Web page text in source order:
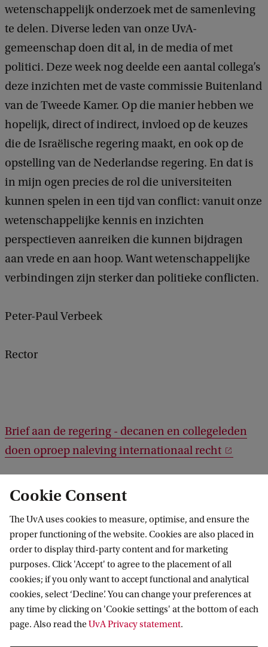
wetenschappelijk onderzoek met de samenleving
te delen. Diverse leden van onze UvA-
gemeenschap doen dit al, in de media of met
politici. Deze week nog deelde een aantal collega’s
deze inzichten met de vaste commissie Buitenland
van de Tweede Kamer. Op die manier hebben we
hopelijk, direct of indirect, invloed op de keuzes
die de Israëlische regering maakt, en ook op de
opstelling van de Nederlandse regering. En dat is
in mijn ogen precies de rol die universiteiten
kunnen spelen in een tijd van conflict: vanuit onze
wetenschappelijke kennis en inzichten
perspectieven aanreiken die kunnen bijdragen
aan vrede en aan hoop. Want wetenschappelijke
verbindingen zijn sterker dan politieke conflicten.
Peter-Paul Verbeek
Rector
Brief aan de regering - decanen en collegeleden
doen oproep naleving internationaal recht
Information for
Prospective Bachelor's students
Prospective Master's students
Go to
Cookie Consent
The UvA uses cookies to measure, optimise, and ensure the
proper functioning of the website. Cookies are also placed in
order to display third-party content and for marketing
purposes. Click 'Accept' to agree to the placement of all
cookies; if you only want to accept functional and analytical
cookies, select ‘Decline’. You can change your preferences at
any time by clicking on 'Cookie settings' at the bottom of each
page. Also read theUvA Privacy statement.
k